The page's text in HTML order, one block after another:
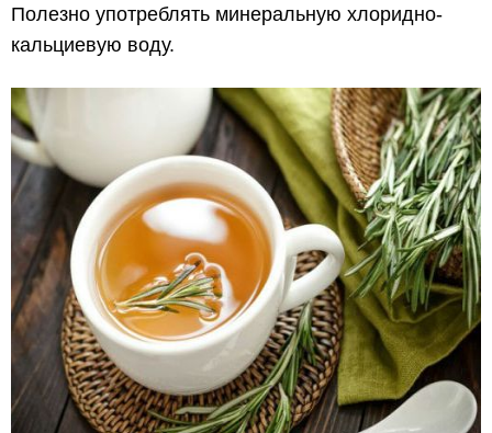
Полезно употреблять минеральную хлоридно-
кальциевую воду.